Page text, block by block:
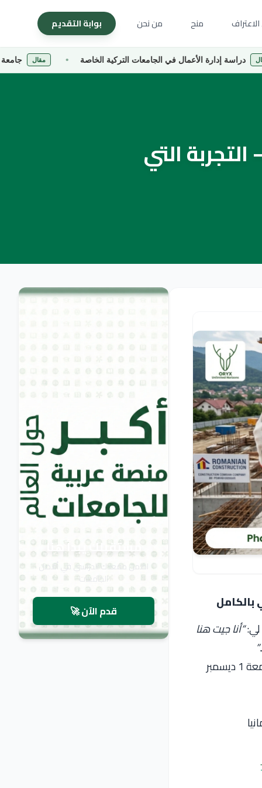
منح من نحن بوابة التقديم
الأعمال في الجامعات التركية الخاصة مقال جامعة كارادينيز
في رومانيا جامعة 1 ديسمبر 1918 – التجربة التي
لي:“أنا جيت هنا
الغريب؟ بعد 6 شهور فقط، نفس الشخص كان بيحكيلي إزاي الدراسة في رومانيا جامعة 1 ديسمبر
مستقبلك يبدأ هنا
اضمن مقعدك الدراسي في أفضل
الجامعات
قدم الآن 🚀